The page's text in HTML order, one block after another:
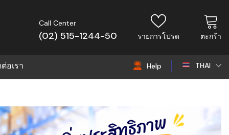
Call Center
(02) 515-1244-50 รายการโปรด ตะกร้า
อเรา Help THAI
EN